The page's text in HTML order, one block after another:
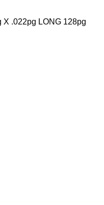
.022pg LONG 128pg